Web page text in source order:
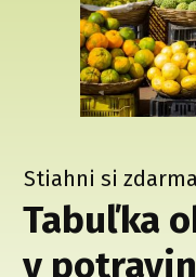
Stiahni si
Tabuľka
v